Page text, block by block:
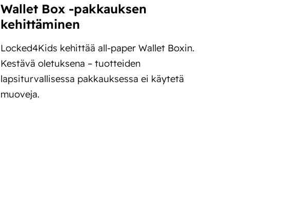
Wallet Box -pakkauksen
kehittäminen
Locked4Kids kehittää all-paper Wallet Boxin.
Kestävä oletuksena – tuotteiden
lapsiturvallisessa pakkauksessa ei käytetä
muoveja.